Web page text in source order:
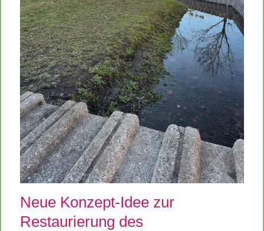
Neue Konzept-Idee zur
Restaurierung des